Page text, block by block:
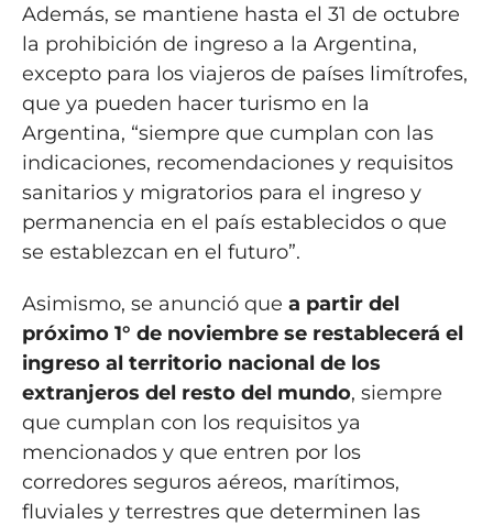
Además, se mantiene hasta el 31 de octubre
la prohibición de ingreso a la Argentina,
excepto para los viajeros de países limítrofes,
que ya pueden hacer turismo en la
Argentina, “siempre que cumplan con las
indicaciones, recomendaciones y requisitos
sanitarios y migratorios para el ingreso y
permanencia en el país establecidos o que
se establezcan en el futuro”.
Asimismo, se anunció que a partir del
próximo 1° de noviembre se restablecerá el
ingreso al territorio nacional de los
extranjeros del resto del mundo, siempre
que cumplan con los requisitos ya
mencionados y que entren por los
corredores seguros aéreos, marítimos,
fluviales y terrestres que determinen las